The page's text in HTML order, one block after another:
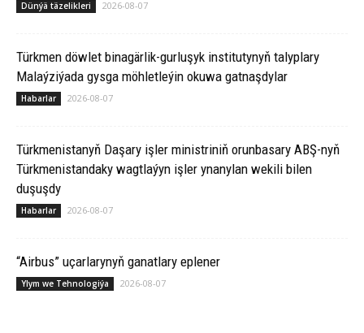
Dünýä täzelikleri 2026-08-07
Türkmen döwlet binagärlik-gurluşyk institutynyň talyplary
Malaýziýada gysga möhletleýin okuwa gatnaşdylar
Habarlar 2026-08-07
Türkmenistanyň Daşary işler ministriniň orunbasary ABŞ-nyň
Türkmenistandaky wagtlaýyn işler ynanylan wekili bilen
duşuşdy
Habarlar 2026-08-07
“Airbus” uçarlarynyň ganatlary eplener
Ylym we Tehnologiýa 2026-08-07